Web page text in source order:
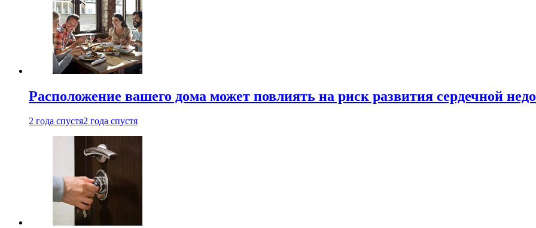
Расположение вашего дома может повлиять на риск развития сердечной
2 года спустя2 года спустя